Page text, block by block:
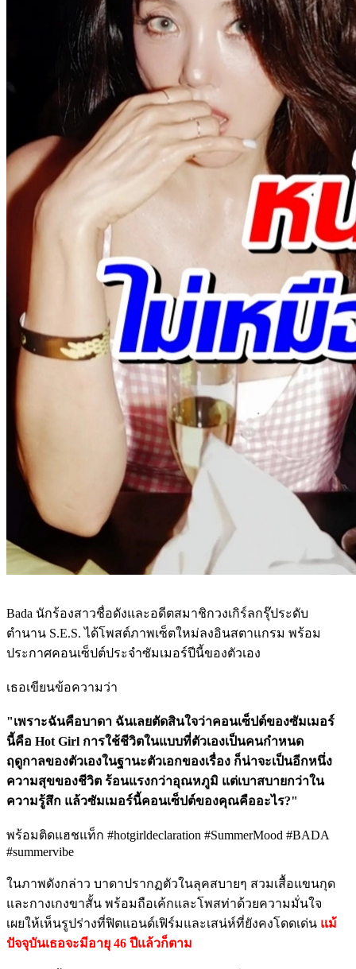
Bada นักร้องสาวชื่อดังและอดีตสมาชิกวงเกิร์ลกรุ๊ประดับ
ตำนาน S.E.S. ได้โพสต์ภาพเซ็ตใหม่ลงอินสตาแกรม พร้อม
ประกาศคอนเซ็ปต์ประจำซัมเมอร์ปีนี้ของตัวเอง
เธอเขียนข้อความว่า
"เพราะฉันคือบาดา ฉันเลยตัดสินใจว่าคอนเซ็ปต์ของซัมเมอร์
นี้คือ Hot Girl การใช้ชีวิตในแบบที่ตัวเองเป็นคนกำหนด
ฤดูกาลของตัวเองในฐานะตัวเอกของเรื่อง ก็น่าจะเป็นอีกหนึ่ง
ความสุขของชีวิต ร้อนแรงกว่าอุณหภูมิ แต่เบาสบายกว่าใน
ความรู้สึก แล้วซัมเมอร์นี้คอนเซ็ปต์ของคุณคืออะไร?"
พร้อมติดแฮชแท็ก #hotgirldeclaration #SummerMood #BADA
#summervibe
ในภาพดังกล่าว บาดาปรากฏตัวในลุคสบายๆ สวมเสื้อแขนกุด
และกางเกงขาสั้น พร้อมถือเค้กและโพสท่าด้วยความมั่นใจ
เผยให้เห็นรูปร่างที่ฟิตแอนด์เฟิร์มและเสน่ห์ที่ยังคงโดดเด่น แม้
ปัจจุบันเธอจะมีอายุ 46 ปีแล้วก็ตาม